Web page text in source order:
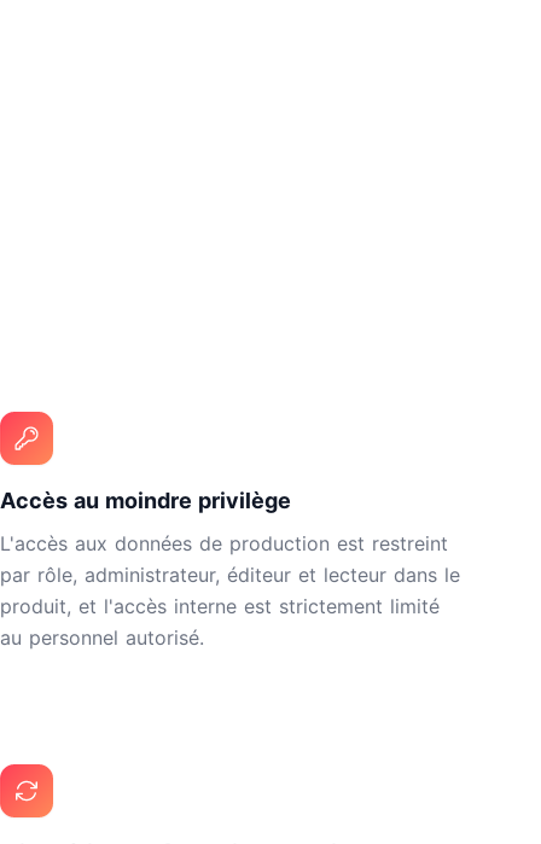
Accès au moindre privilège
L'accès aux données de production est restreint
par rôle, administrateur, éditeur et lecteur dans le
produit, et l'accès interne est strictement limité
au personnel autorisé.